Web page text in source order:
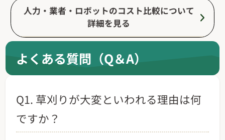
人力・業者・ロボットのコスト比較について
詳細を見る
よくある質問（Q＆A）
Q1. 草刈りが大変といわれる理由は何
ですか？